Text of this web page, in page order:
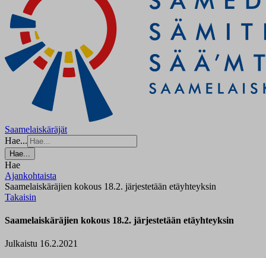
Saamelaiskäräjät
Hae...
Hae...
Hae
Ajankohtaista
Saamelaiskäräjien kokous 18.2. järjestetään etäyhteyksin
Takaisin
Saamelaiskäräjien kokous 18.2. järjestetään etäyhteyksin
Julkaistu 16.2.2021